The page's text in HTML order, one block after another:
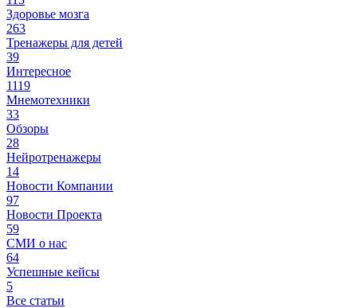
Здоровье мозга
263
Тренажеры для детей
39
Интересное
1119
Мнемотехники
33
Обзоры
28
Нейротренажеры
14
Новости Компании
97
Новости Проекта
59
СМИ о нас
64
Успешные кейсы
5
Все статьи